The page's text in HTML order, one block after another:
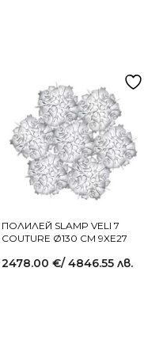
ПОЛИЛЕЙ SLAMP VELI 7
COUTURE Ø130 СМ 9XE27
2478.00 €/ 4846.55 лв.